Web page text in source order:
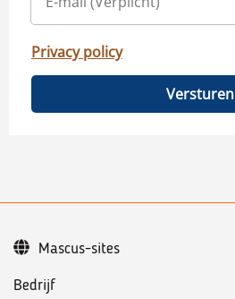
Privacy policy
Versturen
Bedrijf
Mascus-sites